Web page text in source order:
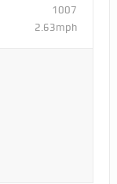
1007
2.63mph